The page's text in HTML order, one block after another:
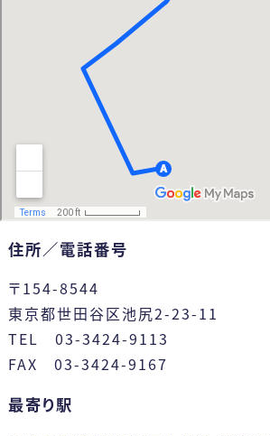
住所／電話番号
〒154-8544
東京都世田谷区池尻2-23-11
TEL 03-3424-9113
FAX 03-3424-9167
最寄り駅